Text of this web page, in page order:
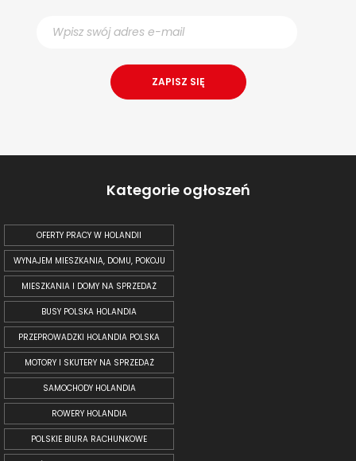
Kategorie ogłoszeń
OFERTY PRACY W HOLANDII
WYNAJEM MIESZKANIA, DOMU, POKOJU
MIESZKANIA I DOMY NA SPRZEDAŻ
BUSY POLSKA HOLANDIA
PRZEPROWADZKI HOLANDIA POLSKA
MOTORY I SKUTERY NA SPRZEDAŻ
SAMOCHODY HOLANDIA
ROWERY HOLANDIA
POLSKIE BIURA RACHUNKOWE